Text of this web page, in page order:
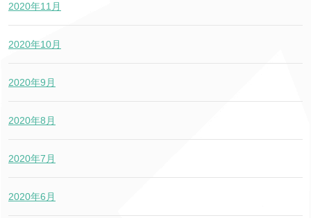
2020年11月
2020年10月
2020年9月
2020年8月
2020年7月
2020年6月